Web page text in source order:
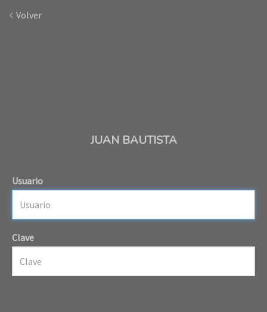
Volver
JUAN BAUTISTA
Usuario
Clave